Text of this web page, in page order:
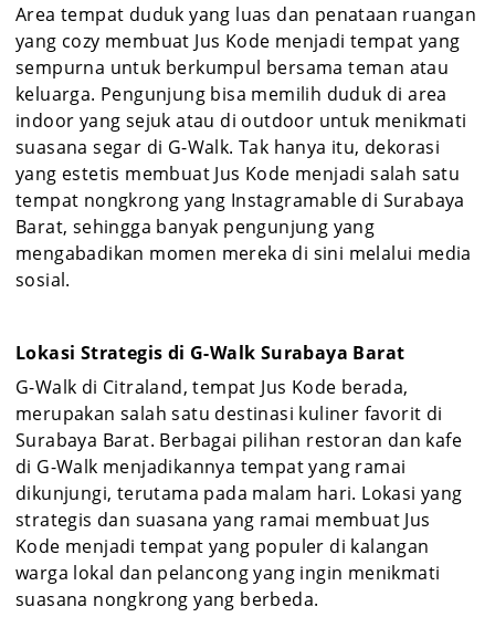
Area tempat duduk yang luas dan penataan ruangan
yang cozy membuat Jus Kode menjadi tempat yang
sempurna untuk berkumpul bersama teman atau
keluarga. Pengunjung bisa memilih duduk di area
indoor yang sejuk atau di outdoor untuk menikmati
suasana segar di G-Walk. Tak hanya itu, dekorasi
yang estetis membuat Jus Kode menjadi salah satu
tempat nongkrong yang Instagramable di Surabaya
Barat, sehingga banyak pengunjung yang
mengabadikan momen mereka di sini melalui media
sosial.
Lokasi Strategis di G-Walk Surabaya Barat
G-Walk di Citraland, tempat Jus Kode berada,
merupakan salah satu destinasi kuliner favorit di
Surabaya Barat. Berbagai pilihan restoran dan kafe
di G-Walk menjadikannya tempat yang ramai
dikunjungi, terutama pada malam hari. Lokasi yang
strategis dan suasana yang ramai membuat Jus
Kode menjadi tempat yang populer di kalangan
warga lokal dan pelancong yang ingin menikmati
suasana nongkrong yang berbeda.